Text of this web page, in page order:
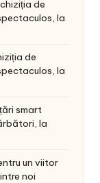
de
la
de
la
smart
la
un viitor
noi